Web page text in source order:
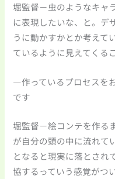
堀監督－虫のようなキャ
に表現したいな、と。デ
うに動かすかとか考えて
ているように見えてくる
―作っているプロセスを
です
堀監督－絵コンテを作る
が自分の頭の中に流れて
となると現実に落とされ
協するっていう感覚がつ